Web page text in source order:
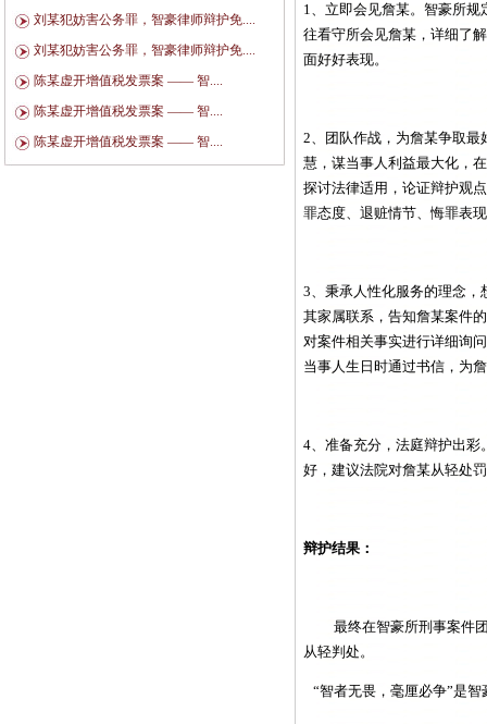
刘某犯妨害公务罪，智豪律师辩护免....
刘某犯妨害公务罪，智豪律师辩护免....
陈某虚开增值税发票案 —— 智....
陈某虚开增值税发票案 —— 智....
陈某虚开增值税发票案 —— 智....
1、立即会见詹某。智豪所规
往看守所会见詹某，详细了
面好好表现。
2、团队作战，为詹某争取
慧，谋当事人利益最大化，
探讨法律适用，论证辩护观
罪态度、退赃情节、悔罪表
3、秉承人性化服务的理念
其家属联系，告知詹某案件
对案件相关事实进行详细询
当事人生日时通过书信，为
4、准备充分，法庭辩护出
好，建议法院对詹某从轻处
辩护结果：
最终在智豪所刑事案件
从轻判处。
“智者无畏，毫厘必争”是